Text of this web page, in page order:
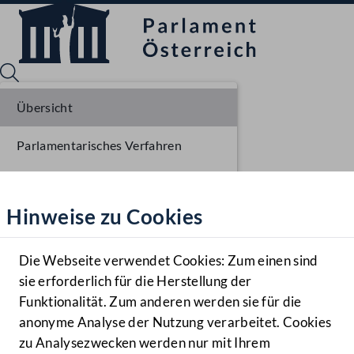
Hilfe
Benutzer
Navigationsmenü öffnen
MENÜ
Hinweise zu Cookies
Die Webseite verwendet Cookies: Zum einen sind
sie erforderlich für die Herstellung der
Funktionalität. Zum anderen werden sie für die
anonyme Analyse der Nutzung verarbeitet. Cookies
zu Analysezwecken werden nur mit Ihrem
Übersicht
Parlamentarisches Verfahren
Erste Lesung NR
Ausschussberatungen NR